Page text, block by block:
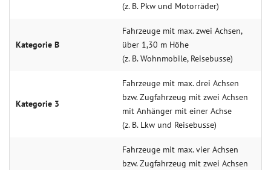
(z. B. Pkw und Motorräder)
Kategorie B
Fahrzeuge mit max. zwei Achsen,
über 1,30 m Höhe
(z. B. Wohnmobile, Reisebusse)
Kategorie 3
Fahrzeuge mit max. drei Achsen
bzw. Zugfahrzeug mit zwei Achsen
mit Anhänger mit einer Achse
(z. B. Lkw und Reisebusse)
Fahrzeuge mit max. vier Achsen
bzw. Zugfahrzeug mit zwei Achsen